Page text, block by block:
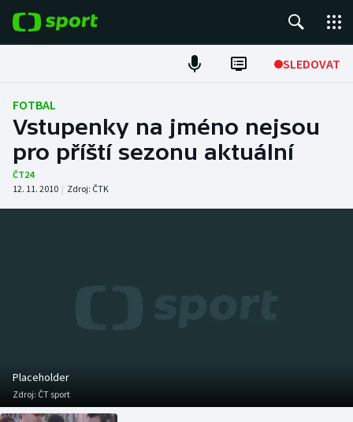
SLEDOVAT
Fotbal
Hokej
Tenis
Atletika
Basketbal
Historické návraty
FOTBAL
Vstupenky na jméno nejsou
pro příští sezonu aktuální
ČT24
12. 11. 2010 | Zdroj: ČTK
Placeholder
Zdroj: ČT sport